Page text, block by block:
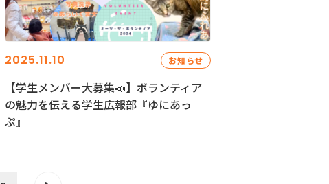
2025.11.10 お知らせ
【学生メンバー大募集📣】ボランティア
の魅力を伝える学生広報部『ゆにあっ
ぷ』